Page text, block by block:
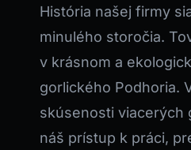
História našej firmy
minulého storočia.
v krásnom a
gorlického Podhoria.
skúsenosti viacerých
náš prístup k práci,